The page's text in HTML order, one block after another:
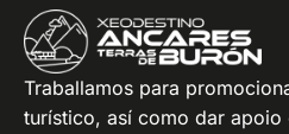
Traballamos para
turístico, así como dar apoio